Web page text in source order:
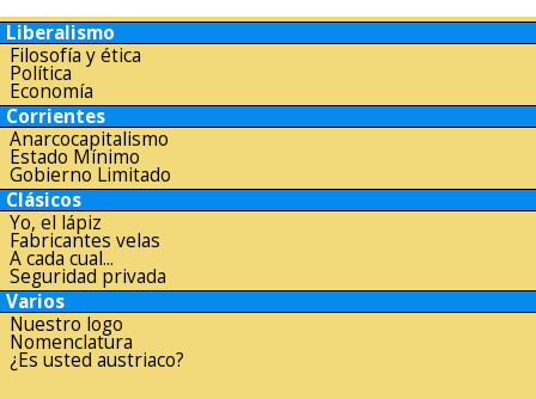
Liberalismo
Filosofía y ética
Política
Economía
Corrientes
Anarcocapitalismo
Estado Mínimo
Gobierno Limitado
Clásicos
Yo, el lápiz
Fabricantes velas
A cada cual...
Seguridad privada
Varios
Nuestro logo
Nomenclatura
¿Es usted austriaco?